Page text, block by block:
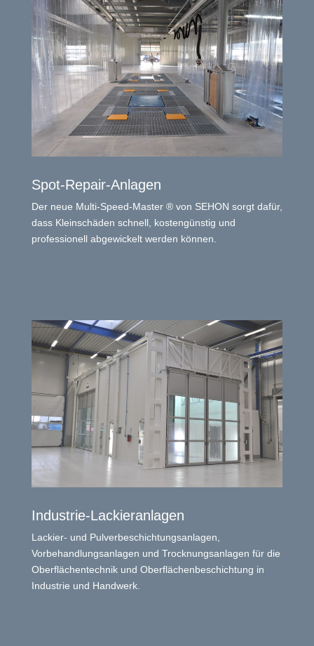
Spot-Repair-Anlagen
Der neue Multi-Speed-Master ® von SEHON sorgt dafür,
dass Kleinschäden schnell, kostengünstig und
professionell abgewickelt werden können.
Industrie-Lackieranlagen
Lackier- und Pulverbeschichtungsanlagen,
Vorbehandlungsanlagen und Trocknungsanlagen für die
Oberflächentechnik und Oberflächenbeschichtung in
Industrie und Handwerk.